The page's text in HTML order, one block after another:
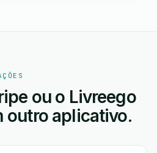
ou o Livreego
outro aplicativo.